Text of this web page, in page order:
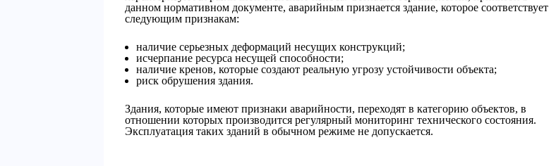
данном нормативном документе, аварийным признается здание, которое соответствует
следующим признакам:
наличие серьезных деформаций несущих конструкций;
исчерпание ресурса несущей способности;
наличие кренов, которые создают реальную угрозу устойчивости объекта;
риск обрушения здания.
Здания, которые имеют признаки аварийности, переходят в категорию объектов, в
отношении которых производится регулярный мониторинг технического состояния.
Эксплуатация таких зданий в обычном режиме не допускается.